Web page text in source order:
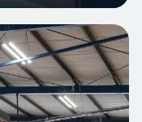
besonderen Kirche war
und der Charakter des